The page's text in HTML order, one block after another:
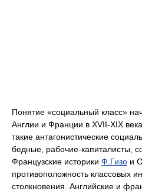
Понятие «социальный класс»
Англии и Франции в ХVII-ХIХ
такие антагонистические
бедные, рабочие-капиталисты,
Французские историки Ф.Гизо и
противоположность классовых
столкновения. Английские и